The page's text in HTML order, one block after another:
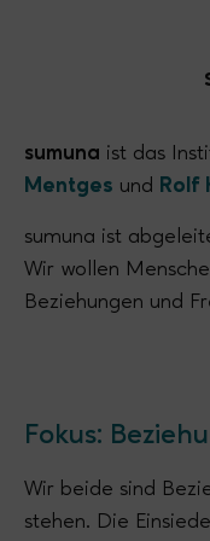
sumuna ist das
Mentges und Rolf
sumuna ist
Wir wollen
Beziehungen und
Fokus:
Wir beide sind
stehen. Die